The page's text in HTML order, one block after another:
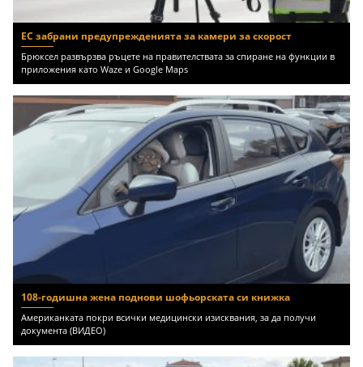
ЕС забрани предупрежденията за камери за скорост
Брюксел развързва ръцете на правителствата за спиране на функции в
приложения като Waze и Google Maps
108-годишна жена поднови шофьорската си книжка
Американката покри всички медицински изисквания, за да получи
документа (ВИДЕО)